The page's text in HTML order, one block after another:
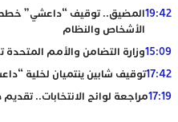
19:42المضيق.. توقيف “داعشي”
الأشخاص والنظام
15:09وزارة التضامن والأمم
17:42توقيف شابين ينتميان لخلية
17:19مراجعة لوائح الانتخابات..